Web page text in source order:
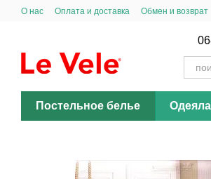
Перейти к основному контенту
О нас Оплата и доставка Обмен и возврат
Постельное белье Одеяла